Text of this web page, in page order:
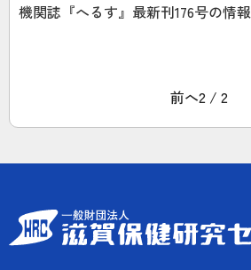
機関誌『へるす』最新刊176号の情
前へ2 / 2